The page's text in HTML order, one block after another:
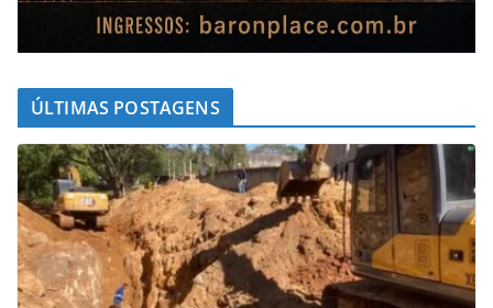
ÚLTIMAS POSTAGENS